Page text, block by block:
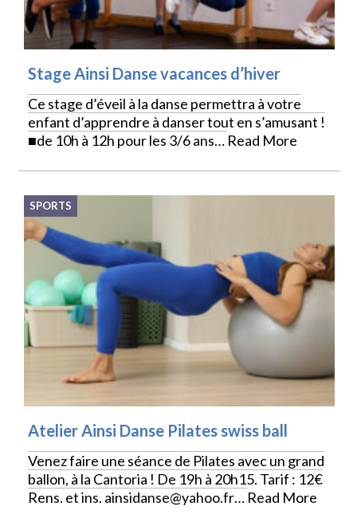
Stage Ainsi Danse vacances d’hiver
Ce stage d’éveil à la danse permettra à votre
enfant d’apprendre à danser tout en s’amusant !
■de 10h à 12h pour les 3/6 ans… Read More
SPORTS
Atelier Ainsi Danse Pilates swiss ball
Venez faire une séance de Pilates avec un grand
ballon, à la Cantoria ! De 19h à 20h15. Tarif : 12€
Rens. et ins. ainsidanse@yahoo.fr… Read More